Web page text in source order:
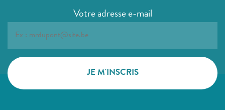
Votre adresse e-mail